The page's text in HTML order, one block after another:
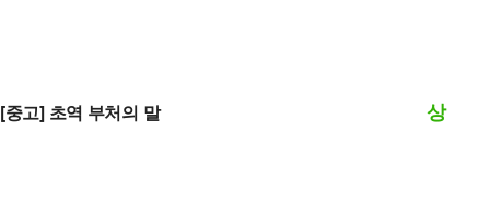
[중고] 초역 부처의 말 상